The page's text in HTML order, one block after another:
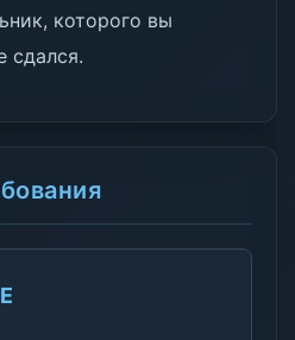
которого вы
сдался.